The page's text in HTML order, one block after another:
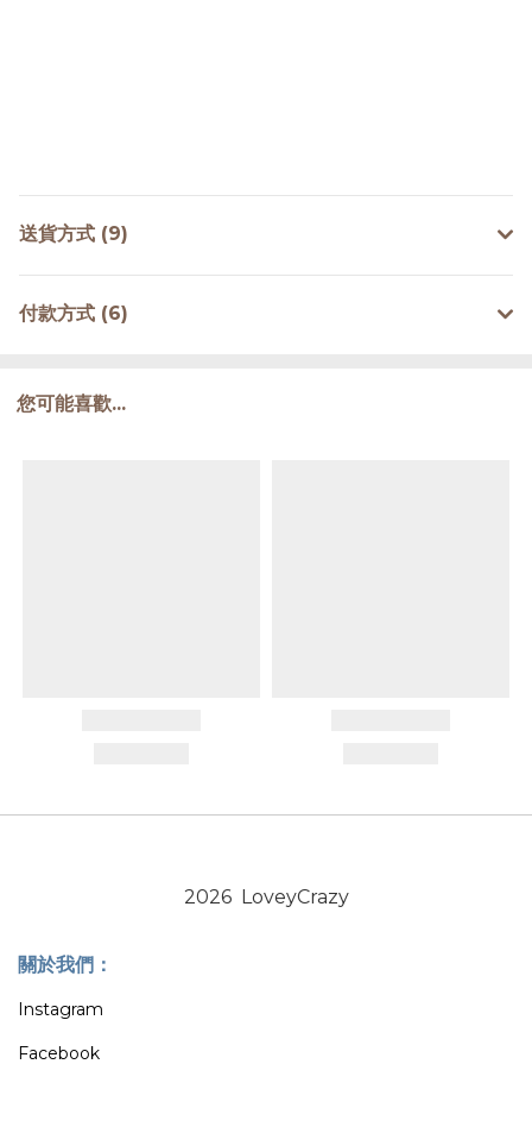
送貨方式 (9)
付款方式 (6)
您可能喜歡...
2026 LoveyCrazy
關於我們：
Instagram
Facebook